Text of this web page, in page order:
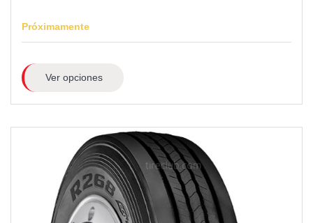
Próximamente
Ver opciones